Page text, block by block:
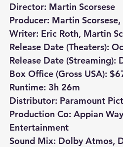
Director: Martin Scorsese
Producer: Martin Scorsese,
Writer: Eric Roth, Martin
Release Date (Theaters):
Release Date (Streaming):
Box Office (Gross USA):
Runtime: 3h 26m
Distributor: Paramount
Production Co: Appian
Entertainment
Sound Mix: Dolby Atmos,